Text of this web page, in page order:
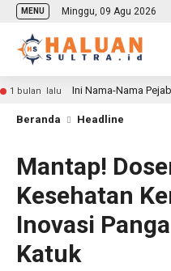
MENU Minggu, 09 Agu 2026
1 bulan lalu Ini Nama-Nama
Beranda Headline
Mantap!
Kesehatan
Inovasi
Katuk